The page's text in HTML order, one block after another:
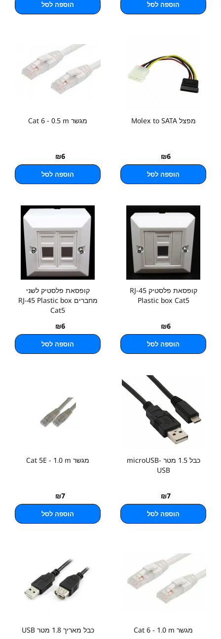
הוספה לסל הוספה לסל
מפצל Molex to SATA
₪6
הוספה לסל
מגשר Cat 6 - 0.5 m
₪6
הוספה לסל
קופסאת פלסטיק RJ-45
Plastic box Cat5
₪6
הוספה לסל
קופסאת פלסטיק לשני
מחברים RJ-45 Plastic box
Cat5
₪6
הוספה לסל
כבל 1.5 מטר microUSB-
USB
₪7
הוספה לסל
מגשר Cat 5E - 1.0 m
₪7
הוספה לסל
מגשר Cat 6 - 1.0 m כבל מאריך 1.8 מטר USB